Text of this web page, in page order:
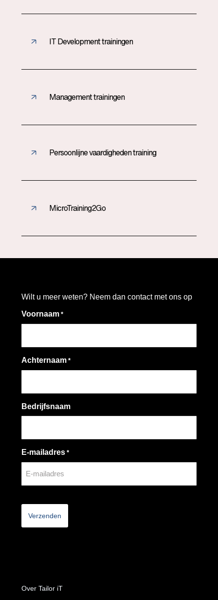
IT Development trainingen
Management trainingen
Persoonlijne vaardigheden training
MicroTraining2Go
Over Tailor iT
Wilt u meer weten? Neem dan contact met ons op
Voornaam *
Achternaam *
Bedrijfsnaam
E-mailadres *